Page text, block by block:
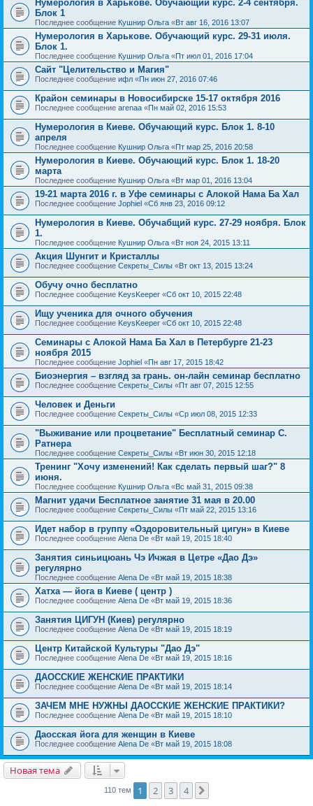
Нумерология в Харькове. Обучающий курс. 2-4 сентября.
Блок 1
Последнее сообщение Кушнир Ольга «Вт авг 16, 2016 13:07
Нумерология в Харькове. Обучающий курс. 29-31 июля.
Блок 1.
Последнее сообщение Кушнир Ольга «Пт июл 01, 2016 17:04
Сайт "Целительство и Магия"
Последнее сообщение ифл «Пн июн 27, 2016 07:46
Крайон семинары в Новосибирске 15-17 октября 2016
Последнее сообщение arenaa «Пн май 02, 2016 15:53
Нумерология в Киеве. Обучающий курс. Блок 1. 8-10
апреля
Последнее сообщение Кушнир Ольга «Пт мар 25, 2016 20:58
Нумерология в Киеве. Обучающий курс. Блок 1. 18-20
марта
Последнее сообщение Кушнир Ольга «Вт мар 01, 2016 13:04
19-21 марта 2016 г. в Уфе семинары с Алокой Нама Ба Хал
Последнее сообщение Jophiel «Сб янв 23, 2016 09:12
Нумерология в Киеве. Обучабщий курс. 27-29 ноября. Блок
1.
Последнее сообщение Кушнир Ольга «Вт ноя 24, 2015 13:11
Акция Шунгит и Кристаллы
Последнее сообщение Секреты_Силы «Вт окт 13, 2015 13:24
Обучу очно бесплатно
Последнее сообщение KeysKeeper «Сб окт 10, 2015 22:48
Ищу ученика для очного обучения
Последнее сообщение KeysKeeper «Сб окт 10, 2015 22:48
Семинары с Алокой Нама Ба Хал в Петербурге 21-23
ноября 2015
Последнее сообщение Jophiel «Пн авг 17, 2015 18:42
Биоэнергия – взгляд за грань. он-лайн семинар бесплатно
Последнее сообщение Секреты_Силы «Пт авг 07, 2015 12:55
Человек и Деньги
Последнее сообщение Секреты_Силы «Ср июл 08, 2015 12:33
"Выживание или процветание" Бесплатный семинар С.
Ратнера
Последнее сообщение Секреты_Силы «Вт июн 30, 2015 12:18
Тренинг "Хочу изменений! Как сделать первый шаг?" 8
июня.
Последнее сообщение Кушнир Ольга «Вс май 31, 2015 09:38
Магнит удачи Бесплатное занятие 31 мая в 20.00
Последнее сообщение Секреты_Силы «Пт май 22, 2015 13:16
Идет набор в группу «Оздоровительный цигун» в Киеве
Последнее сообщение Alena De «Вт май 19, 2015 18:40
Занятия синьицюань Чэ Ичжая в Цетре «Дао Дэ»
регулярно
Последнее сообщение Alena De «Вт май 19, 2015 18:38
Хатха — йога в Киеве ( центр )
Последнее сообщение Alena De «Вт май 19, 2015 18:36
Занятия ЦИГУН (Киев) регулярно
Последнее сообщение Alena De «Вт май 19, 2015 18:19
Центр Китайской Культуры "Дао Дэ"
Последнее сообщение Alena De «Вт май 19, 2015 18:16
ДАОССКИЕ ЖЕНСКИЕ ПРАКТИКИ
Последнее сообщение Alena De «Вт май 19, 2015 18:14
ЗАЧЕМ МНЕ НУЖНЫ ДАОССКИЕ ЖЕНСКИЕ ПРАКТИКИ?
Последнее сообщение Alena De «Вт май 19, 2015 18:10
Даосская йога для женщин в Киеве
Последнее сообщение Alena De «Вт май 19, 2015 18:08
Новая тема
110 тем 1 2 3 4